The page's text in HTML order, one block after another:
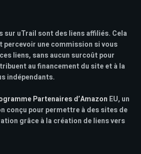
sur uTrail sont des liens affiliés. Cela
percevoir une commission si vous
liens, sans aucun surcoût pour
au financement du site et à la
indépendants.
Partenaires d’Amazon EU, un
conçu pour permettre à des sites de
grâce à la création de liens vers